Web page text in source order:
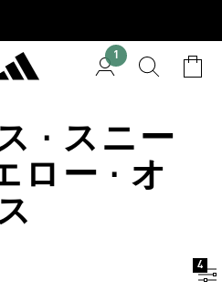
1
· スニー
ロー · オ
4